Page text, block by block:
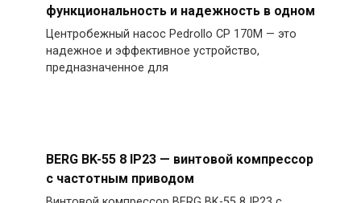
функциональность и надежность в одном
Центробежный насос Pedrollo CP 170M — это
надежное и эффективное устройство,
предназначенное для
BERG BK-55 8 IP23 — винтовой компрессор
с частотным приводом